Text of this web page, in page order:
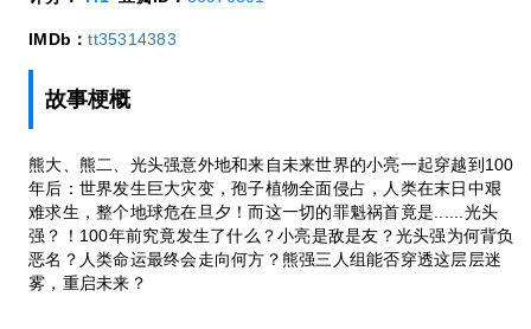
IMDb：tt35314383
故事梗概
熊大、熊二、光头强意外地和来自未来世界的小亮一起穿越到100
年后：世界发生巨大灾变，孢子植物全面侵占，人类在末日中艰
难求生，整个地球危在旦夕！而这一切的罪魁祸首竟是......光头
强？！100年前究竟发生了什么？小亮是敌是友？光头强为何背负
恶名？人类命运最终会走向何方？熊强三人组能否穿透这层层迷
雾，重启未来？